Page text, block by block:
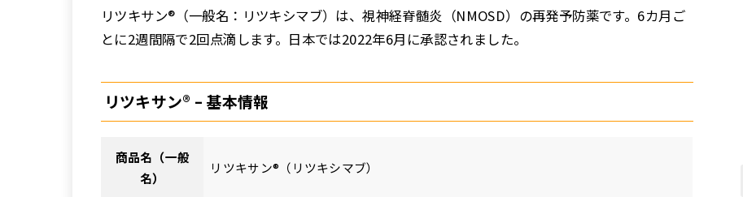
リツキサン®（一般名：リツキシマブ）は、視神経脊髄炎（NMOSD）の再発予防薬です。6カ月ご
とに2週間隔で2回点滴します。日本では2022年6月に承認されました。
リツキサン® – 基本情報
商品名（一般
名）
リツキサン®（リツキシマブ）